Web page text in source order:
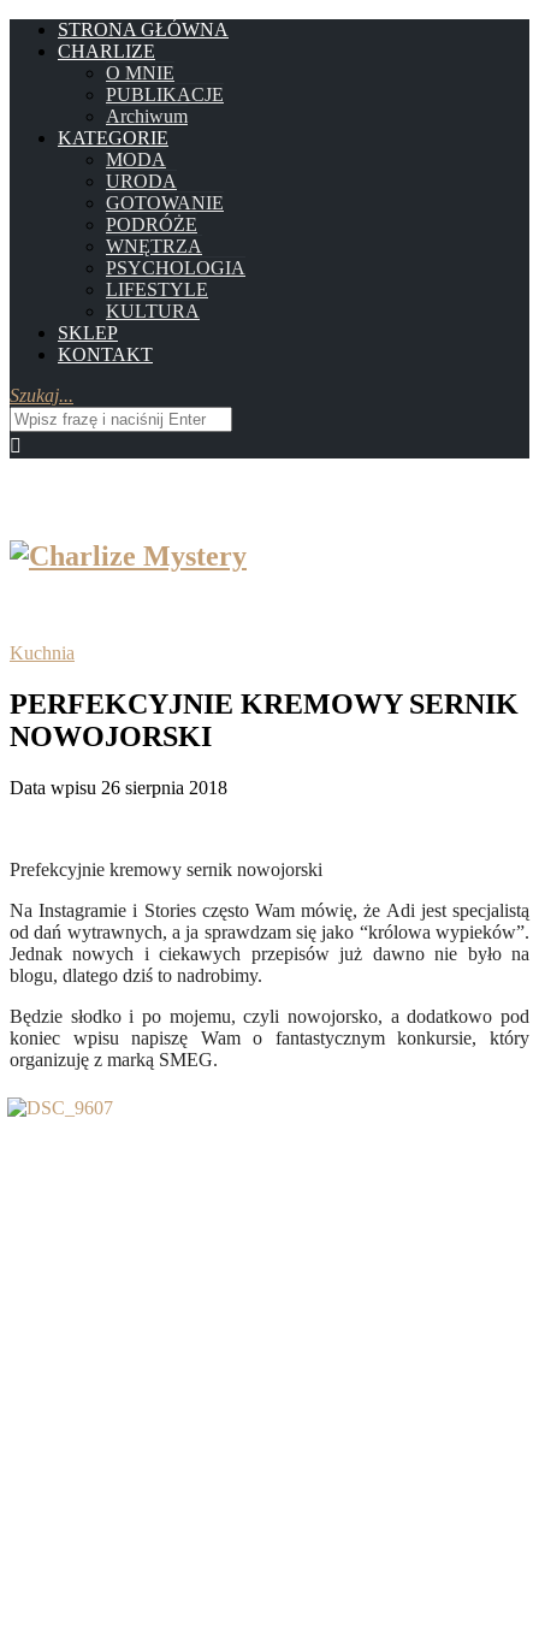
STRONA GŁÓWNA
CHARLIZE
O MNIE
PUBLIKACJE
Archiwum
KATEGORIE
MODA
URODA
GOTOWANIE
PODRÓŻE
WNĘTRZA
PSYCHOLOGIA
LIFESTYLE
KULTURA
SKLEP
KONTAKT
Szukaj...
Kuchnia
PERFEKCYJNIE KREMOWY SERNIK
NOWOJORSKI
Data wpisu 26 sierpnia 2018
Prefekcyjnie kremowy sernik nowojorski
Na Instagramie i Stories często Wam mówię, że Adi jest specjalistą
od dań wytrawnych, a ja sprawdzam się jako “królowa wypieków”.
Jednak nowych i ciekawych przepisów już dawno nie było na
blogu, dlatego dziś to nadrobimy.
Będzie słodko i po mojemu, czyli nowojorsko, a dodatkowo pod
koniec wpisu napiszę Wam o fantastycznym konkursie, który
organizuję z marką SMEG.